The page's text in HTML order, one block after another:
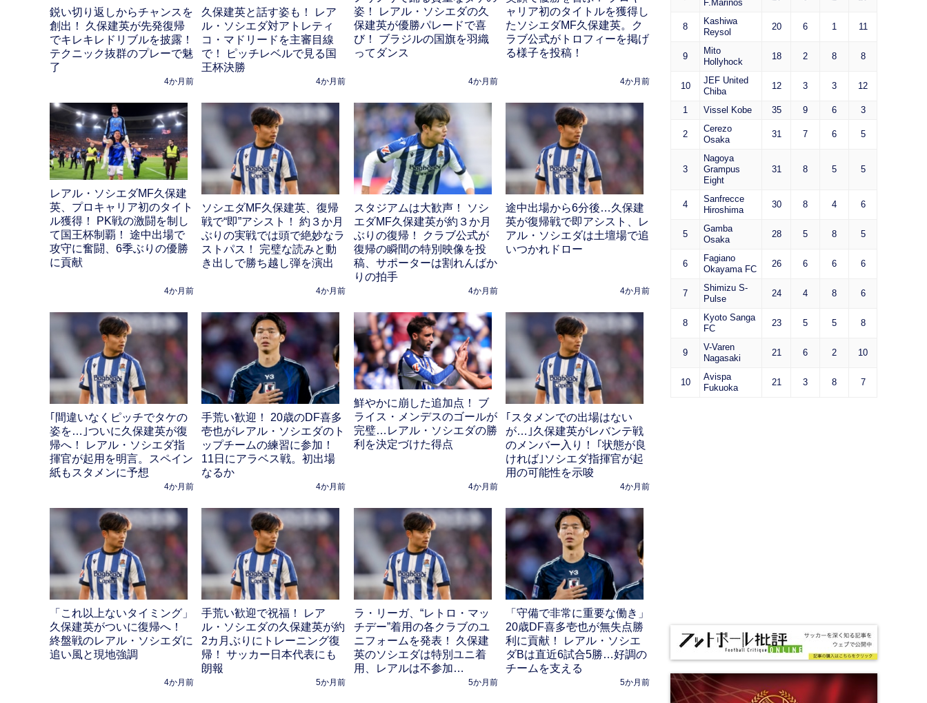
鋭い切り返しからチャンスを
創出！ 久保建英が先発復帰
でキレキレドリブルを披露！
テクニック抜群のプレーで魅
了
4か月前
久保建英と話す姿も！ レア
ル・ソシエダ対アトレティ
コ・マドリードを主審目線
で！ ピッチレベルで見る国
王杯決勝
4か月前
姿！ レアル・ソシエダの久
保建英が優勝パレードで喜
び！ ブラジルの国旗を羽織
ってダンス
4か月前
ャリア初のタイトルを獲得し
たソシエダMF久保建英。ク
ラブ公式がトロフィーを掲げ
る様子を投稿！
4か月前
レアル・ソシエダMF久保建
英、プロキャリア初のタイト
ル獲得！ PK戦の激闘を制し
て国王杯制覇！ 途中出場で
攻守に奮闘、6季ぶりの優勝
に貢献
4か月前
ソシエダMF久保建英、復帰
戦で“即”アシスト！ 約３か月
ぶりの実戦では頭で絶妙なラ
ストパス！ 完璧な読みと動
き出しで勝ち越し弾を演出
4か月前
スタジアムは大歓声！ ソシ
エダMF久保建英が約３か月
ぶりの復帰！ クラブ公式が
復帰の瞬間の特別映像を投
稿、サポーターは割れんばか
りの拍手
4か月前
途中出場から6分後…久保建
英が復帰戦で即アシスト、レ
アル・ソシエダは土壇場で追
いつかれドロー
4か月前
｢間違いなくピッチでタケの
姿を…｣ついに久保建英が復
帰へ！ レアル・ソシエダ指
揮官が起用を明言。スペイン
紙もスタメンに予想
4か月前
手荒い歓迎！ 20歳のDF喜多
壱也がレアル・ソシエダのト
ップチームの練習に参加！
11日にアラベス戦。初出場
なるか
4か月前
鮮やかに崩した追加点！ ブ
ライス・メンデスのゴールが
完璧…レアル・ソシエダの勝
利を決定づけた得点
4か月前
｢スタメンでの出場はない
が…｣久保建英がレバンテ戦
のメンバー入り！ ｢状態が良
ければ｣ソシエダ指揮官が起
用の可能性を示唆
4か月前
「これ以上ないタイミング」
久保建英がついに復帰へ！
終盤戦のレアル・ソシエダに
追い風と現地強調
4か月前
手荒い歓迎で祝福！ レア
ル・ソシエダの久保建英が約
2カ月ぶりにトレーニング復
帰！ サッカー日本代表にも
朗報
5か月前
ラ・リーガ、“レトロ・マッ
チデー”着用の各クラブのユ
ニフォームを発表！ 久保建
英のソシエダは特別ユニ着
用、レアルは不参加…
5か月前
「守備で非常に重要な働き」
20歳DF喜多壱也が無失点勝
利に貢献！ レアル・ソシエ
ダBは直近6試合5勝…好調の
チームを支える
5か月前
F.Marinos
8
Kashiwa
Reysol
20 6 1 11
9
Mito
Hollyhock
18 2 8 8
10
JEF United
Chiba
12 3 3 12
1 Vissel Kobe 35 9 6 3
2
Cerezo
Osaka
31 7 6 5
3
Nagoya
Grampus
Eight
31 8 5 5
4
Sanfrecce
Hiroshima
30 8 4 6
5
Gamba
Osaka
28 5 8 5
6
Fagiano
Okayama FC
26 6 6 6
7
Shimizu S-
Pulse
24 4 8 6
8
Kyoto Sanga
FC
23 5 5 8
9
V-Varen
Nagasaki
21 6 2 10
10
Avispa
Fukuoka
21 3 8 7